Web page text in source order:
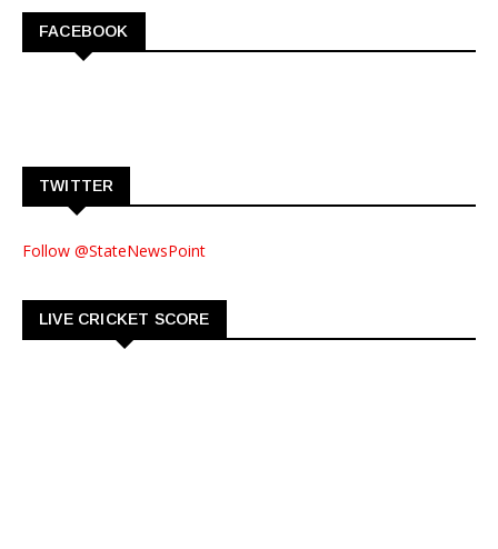
FACEBOOK
TWITTER
Follow @StateNewsPoint
LIVE CRICKET SCORE